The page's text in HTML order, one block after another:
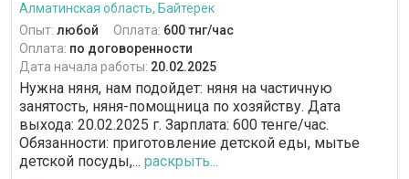
Алматинская область, Байтерек
Опыт: любой Оплата: 600 тнг/час
Оплата: по договоренности
Дата начала работы: 20.02.2025
Нужна няня, нам подойдет: няня на частичную
занятость, няня-помощница по хозяйству. Дата
выхода: 20.02.2025 г. Зарплата: 600 тенге/час.
Обязанности: приготовление детской еды, мытье
детской посуды,... раскрыть...